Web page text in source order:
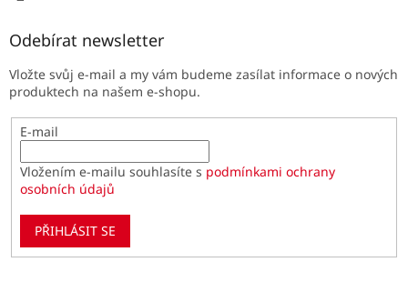
Odebírat newsletter
Vložte svůj e-mail a my vám budeme zasílat informace o nových
produktech na našem e-shopu.
E-mail
Vložením e-mailu souhlasíte s podmínkami ochrany
osobních údajů
PŘIHLÁSIT SE